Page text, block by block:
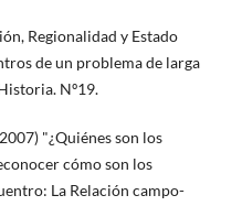
Regionalidad y Estado
de un problema de larga
Nº19.
"¿Quiénes son los
cómo son los
La Relación campo-